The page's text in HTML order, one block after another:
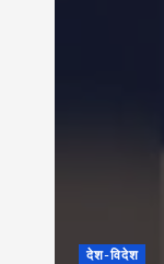
देश-विदेश